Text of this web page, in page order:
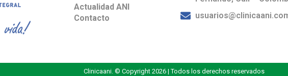
Actualidad ANI
Contacto
Clinicaani. © Copyright 2026 | Todos los derechos reservados